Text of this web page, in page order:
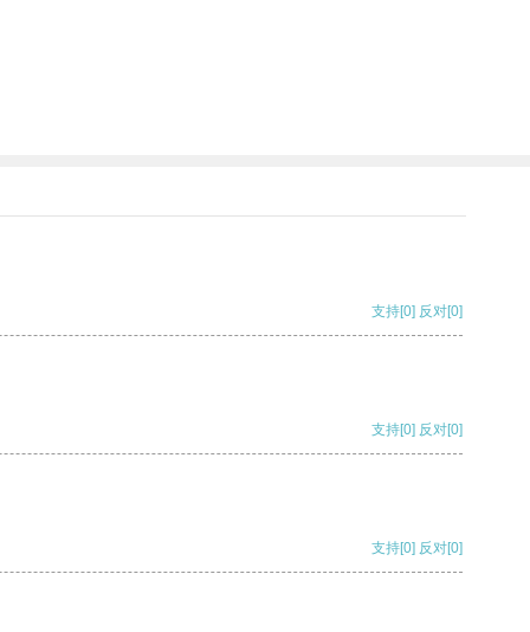
支持[0] 反对[0]
支持[0] 反对[0]
支持[0] 反对[0]